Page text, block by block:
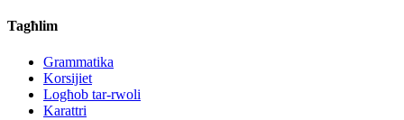
Tagħlim
Grammatika
Korsijiet
Logħob tar-rwoli
Karattri